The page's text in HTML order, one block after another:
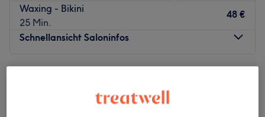
Waxing - Bikini
25 Min.
48 €
Schnellansicht Saloninfos
Montag 10:00–18:00